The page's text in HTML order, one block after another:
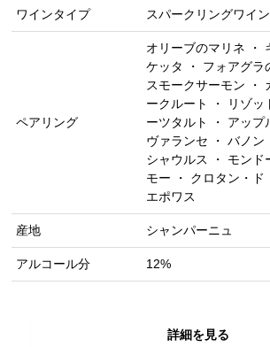
ワインタイプ スパークリングワイン
ペアリング
オリーブのマリネ ・
ケッタ ・ フォアグラ
スモークサーモン ・
ークルート ・ リゾッ
ーツタルト ・ アップ
ヴァランセ ・ バノン
シャウルス ・ モンド
モー ・ クロタン・ド
エポワス
産地 シャンパーニュ
アルコール分 12%
詳細を見る